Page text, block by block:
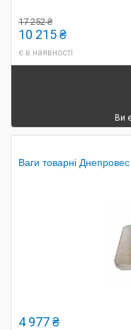
17 252 ₴
10 215 ₴
є в наявності
Ви
Ваги товарні
4 977 ₴